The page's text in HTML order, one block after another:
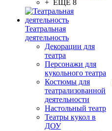
+ ЕЩЕ 8
Театральная
деятельность
Декорации для
театра
Персонажи для
кукольного театра
Костюмы для
театрализованной
деятельности
Настольный театр
Театры кукол в
ДОУ